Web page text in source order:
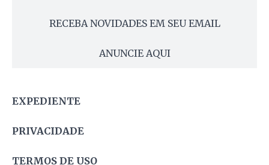
RECEBA NOVIDADES EM SEU EMAIL
ANUNCIE AQUI
EXPEDIENTE
PRIVACIDADE
TERMOS DE USO